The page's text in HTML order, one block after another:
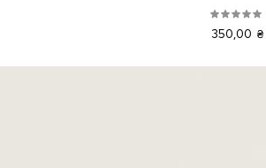
350,00 ₴